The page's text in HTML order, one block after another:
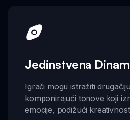
Jedinstvena
Igrači mogu istražiti
komponirajući tonove koji
emocije, podižući